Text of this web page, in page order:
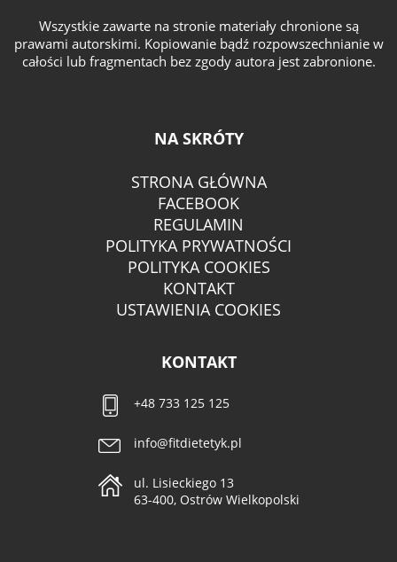
Wszystkie zawarte na stronie materiały chronione są
prawami autorskimi. Kopiowanie bądź rozpowszechnianie w
całości lub fragmentach bez zgody autora jest zabronione.
NA SKRÓTY
STRONA GŁÓWNA
FACEBOOK
REGULAMIN
POLITYKA PRYWATNOŚCI
POLITYKA COOKIES
KONTAKT
USTAWIENIA COOKIES
KONTAKT
+48 733 125 125
info@fitdietetyk.pl
ul. Lisieckiego 13
63-400, Ostrów Wielkopolski